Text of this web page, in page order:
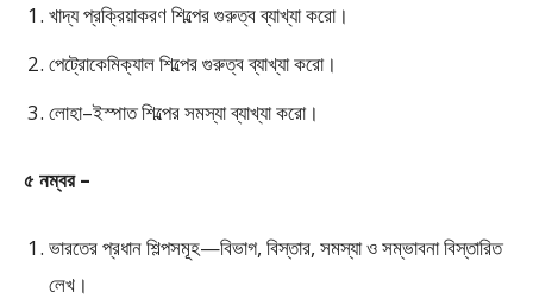
খাদ্য প্রক্রিয়াকরণ শিল্পের গুরুত্ব ব্যাখ্যা করো।
পেট্রোকেমিক্যাল শিল্পের গুরুত্ব ব্যাখ্যা করো।
লোহা–ইস্পাত শিল্পের সমস্যা ব্যাখ্যা করো।
৫ নম্বর –
ভারতের প্রধান শিল্পসমূহ—বিভাগ, বিস্তার, সমস্যা ও সম্ভাবনা বিস্তারিত
লেখ।